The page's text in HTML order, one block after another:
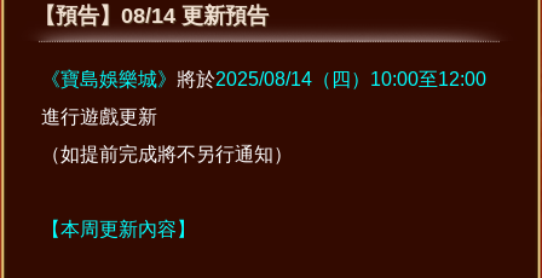
【預告】08/14 更新預告
《寶島娛樂城》 將於2025/08/14（四）10:00至12:00
進行遊戲更新
（如提前完成將不另行通知）
【本周更新內容】